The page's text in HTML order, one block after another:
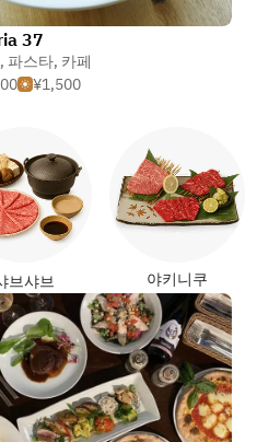
37
, 파스타, 카페
¥1,500
브샤브 야키니쿠